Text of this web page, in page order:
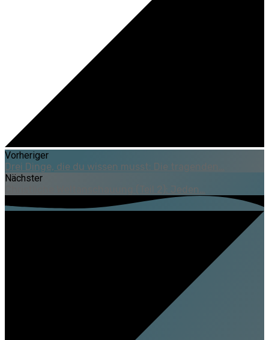
Vorheriger
Drei Dinge, die du wissen musst: Die tragenden…
Nächster
Christliche Weltanschauung (Teil 2): Jeden…